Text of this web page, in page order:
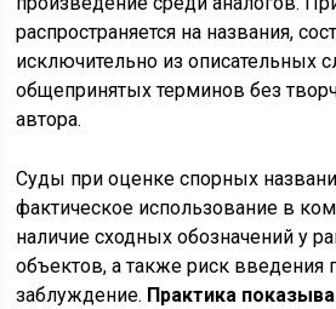
распространяется на названия,
исключительно из описательных
общепринятых терминов без
автора.
Суды при оценке спорных
фактическое использование в
наличие сходных обозначений у
объектов, а также риск введения
заблуждение. Практика